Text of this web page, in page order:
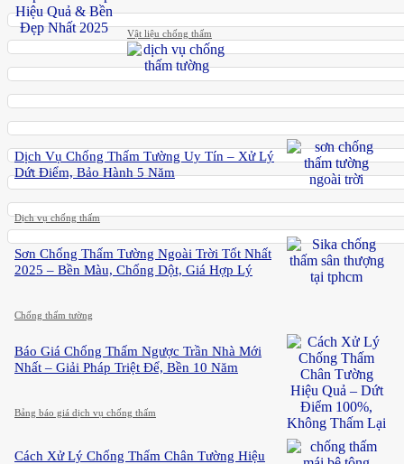
Vật liệu chống thấm
Dịch Vụ Chống Thấm Tường Uy Tín – Xử Lý
Dứt Điểm, Bảo Hành 5 Năm
Dịch vụ chống thấm
Sơn Chống Thấm Tường Ngoài Trời Tốt Nhất
2025 – Bền Màu, Chống Dột, Giá Hợp Lý
Chống thấm tường
Báo Giá Chống Thấm Ngược Trần Nhà Mới
Nhất – Giải Pháp Triệt Để, Bền 10 Năm
Bảng báo giá dịch vụ chống thấm
Cách Xử Lý Chống Thấm Chân Tường Hiệu